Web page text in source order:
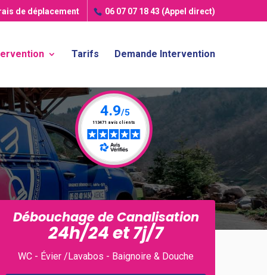
de déplacement 06 07 07 18 43 (Appel direct)
Tarifs Demande Intervention
Débouchage de Canalisation
24h/24 et 7j/7
WC - Évier /Lavabos - Baignoire & Douche